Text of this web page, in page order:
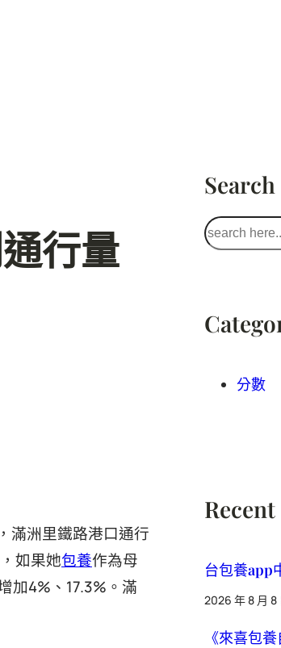
行量
滿洲里鐵路港口通行
如果她包養作為母
加4%、17.3%。滿
Search
搜
尋
分數
台包養app
2026 年 8 月 8
《來喜包